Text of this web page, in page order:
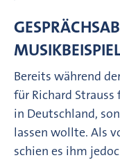
Bereits während
für Richard
in Deutschland,
lassen wollte. Als
schien es ihm